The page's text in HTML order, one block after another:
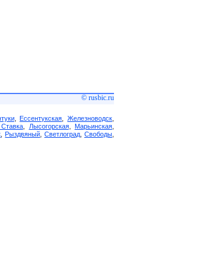
© rusbic.ru
,Ессентукская ,Железноводск
Лысогорская, Марьинская
,Рыздвяный ,Светлоград ,Свободы